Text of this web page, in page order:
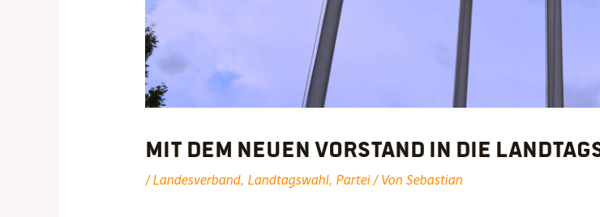
Mit dem neuen Vorstand in die
/Landesverband, Landtagswahl, Partei/ Von Sebastian